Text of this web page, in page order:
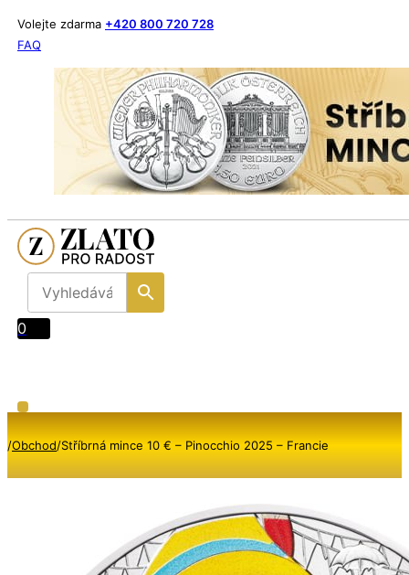
Volejte zdarma +420 800 720 728
FAQ
0
/Obchod/Stříbrná mince 10 € – Pinocchio 2025 – Francie